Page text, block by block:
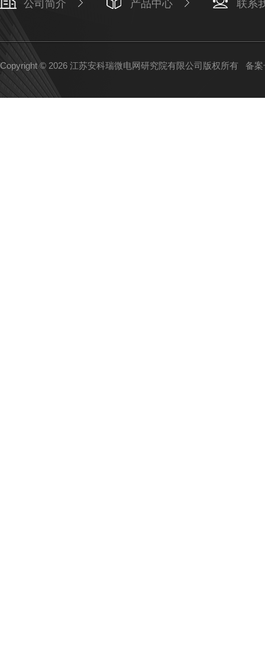
公司简介 产品中心 联系
Copyright © 2026 江苏安科瑞微电网研究院有限公司版权所有 备案